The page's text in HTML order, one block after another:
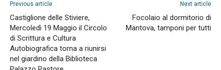
Previous article
Castiglione delle Stiviere,
Mercoledì 19 Maggio il Circolo
di Scrittura e Cultura
Autobiografica torna a riunirsi
nel giardino della Biblioteca
Next article
Focolaio al dormitorio di
Mantova, tamponi per tutti